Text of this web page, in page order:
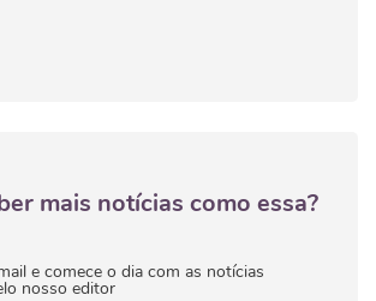
mais notícias como essa?
e comece o dia com as notícias
nosso editor